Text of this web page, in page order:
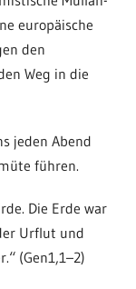
europäische
den
Weg in die
jeden Abend
führen.
Die Erde war
Urflut und
(Gen1,1–2)